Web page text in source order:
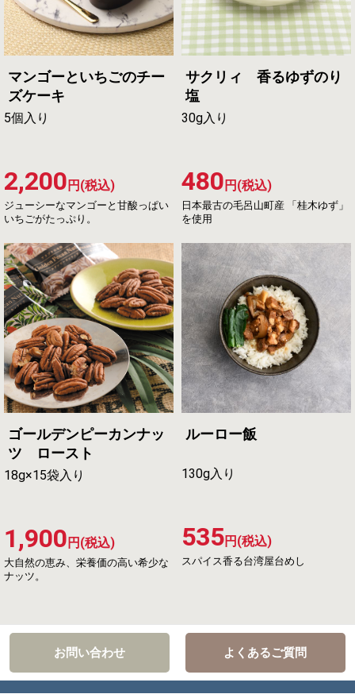
マンゴーといちごのチー
ズケーキ
5個入り
ジューシーなマンゴーと甘酸っぱい
いちごがたっぷり。
2,200 円(税込)
サクリィ 香るゆずのり
塩
30g入り
日本最古の毛呂山町産 「桂木ゆず」
を使用
480 円(税込)
ゴールデンピーカンナッ
ツ ロースト
18g×15袋入り
大自然の恵み、栄養価の高い希少な
ナッツ。
1,900 円(税込)
ルーロー飯
130g入り
スパイス香る台湾屋台めし
535円(税込)
お問い合わせ よくあるご質問